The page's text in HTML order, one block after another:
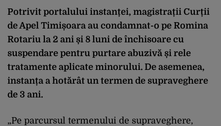
Potrivit portalului instanței, magistrații Curții
de Apel Timișoara au condamnat-o pe Romina
Rotariu la 2 ani și 8 luni de închisoare cu
suspendare pentru purtare abuzivă și rele
tratamente aplicate minorului. De asemenea,
instanța a hotărât un termen de supraveghere
de 3 ani.
„Pe parcursul termenului de supraveghere,